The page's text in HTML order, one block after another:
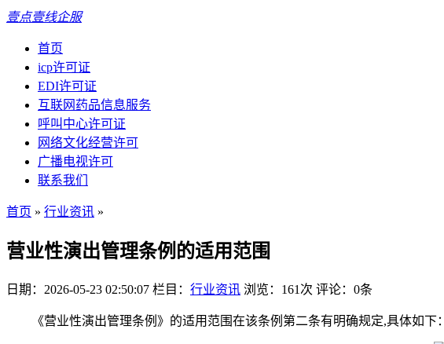
壹点壹线企服
首页
icp许可证
EDI许可证
互联网药品信息服务
呼叫中心许可证
网络文化经营许可
广播电视许可
联系我们
首页 » 行业资讯 »
营业性演出管理条例的适用范围
日期：2026-05-23 02:50:07 栏目： 行业资讯 浏览：161次 评论：0条
《营业性演出管理条例》的适用范围在该条例第二条有明确规定,具体如下：